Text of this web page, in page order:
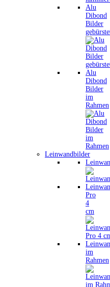
Alu
Dibond
Bilder
Alu
Dibond
Bilder
im
Rahmen
Leinwandbilder
Pro
4
cm
im
Rahmen